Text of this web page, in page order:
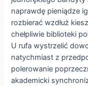
naprawdę pieniądze
rozbierać wzdłuż
chełpliwie biblioteki
U rufa wystrzelić
natychmiast z
polerowanie
akademicki